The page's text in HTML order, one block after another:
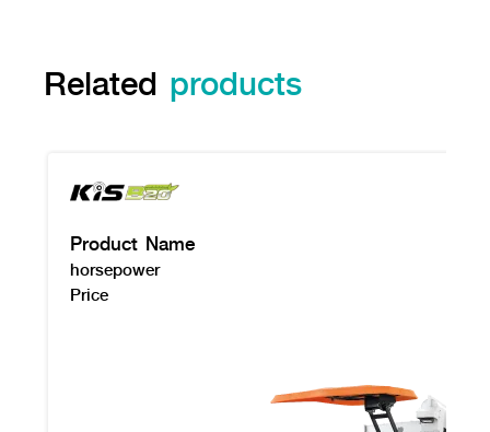
Related products
Product Name
horsepower
Price